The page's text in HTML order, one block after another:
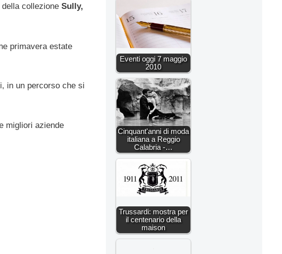
collezione Sully,
primavera estate
in un percorso che si
migliori aziende
Eventi oggi 7 maggio
2010
Cinquant'anni di moda
italiana a Reggio
Calabria -…
Trussardi: mostra per
il centenario della
maison